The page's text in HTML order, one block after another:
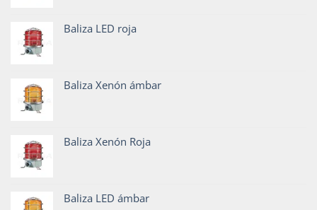
Baliza LED roja
Baliza Xenón ámbar
Baliza Xenón Roja
Baliza LED ámbar